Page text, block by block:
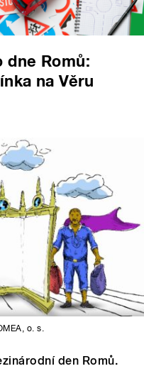
dne Romů:
na Věru
o. s.
den Romů.